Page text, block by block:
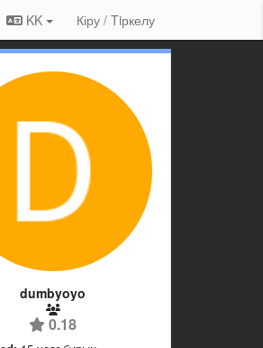
KK Кіру / Tiркелу
dumbyoyo
0.18